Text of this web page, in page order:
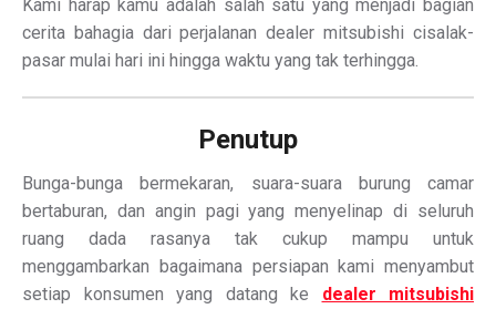
Kami harap kamu adalah salah satu yang menjadi bagian
cerita bahagia dari perjalanan dealer mitsubishi cisalak-
pasar mulai hari ini hingga waktu yang tak terhingga.
Penutup
Bunga-bunga bermekaran, suara-suara burung camar
bertaburan, dan angin pagi yang menyelinap di seluruh
ruang dada rasanya tak cukup mampu untuk
menggambarkan bagaimana persiapan kami menyambut
setiap konsumen yang datang ke dealer mitsubishi